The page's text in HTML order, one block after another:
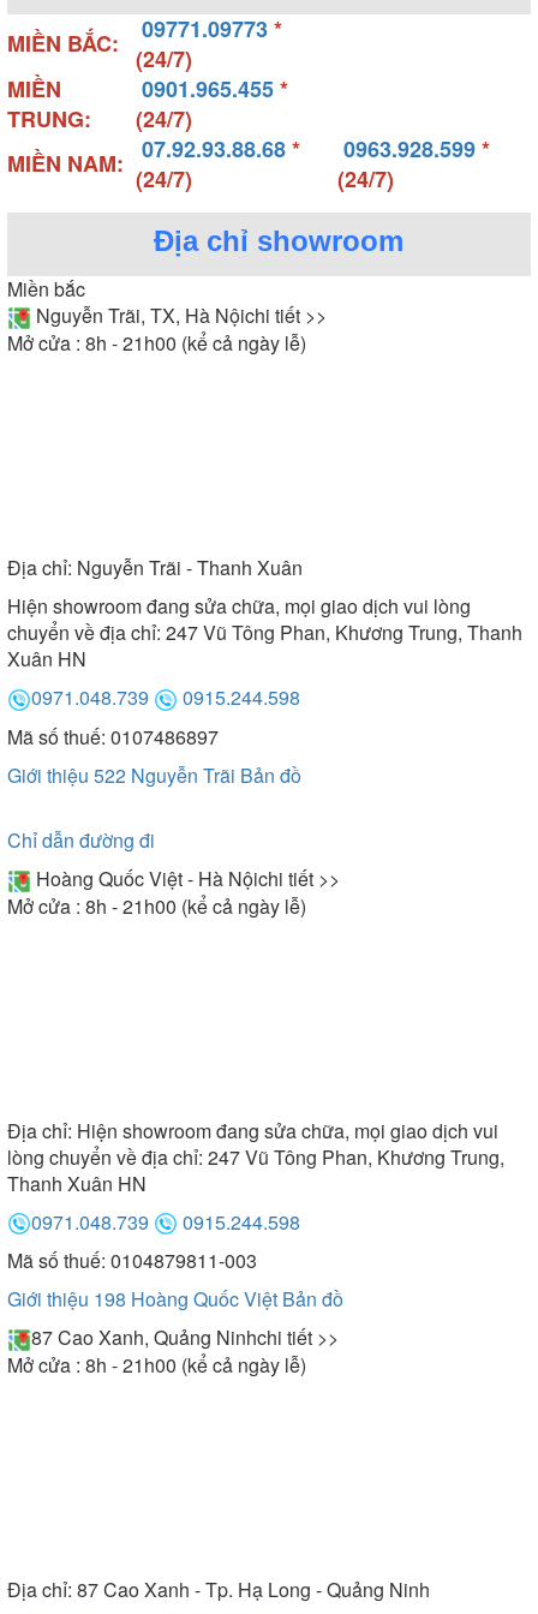
Ảnh: Vòi rửa bát Konox dáng cong
Một sản phẩm vòi rửa bát đáp ứng công năng sử
dụng và có độ bền cao thì điều quan trọng là các
nguyên liệu cấu thành phải đảm bảo chất lượng.
Các mẫu vòi rửa bát Konox với nguyên phụ liệu
được nhập khẩu và sản xuất theo tiêu chuẩn
Châu Âu bao gồm: Dây cấp thương hiệu Neoperl
MIỀN BẮC: 09771.09773*
(24/7)
MIỀN
TRUNG:
0901.965.455*
(24/7)
MIỀN NAM:
07.92.93.88.68*
(24/7)
0963.928.599*
(24/7)
Địa chỉ showroom
Miền bắc
Nguyễn Trãi, TX, Hà Nộichi tiết >>
Mở cửa : 8h - 21h00 (kể cả ngày lễ)
Địa chỉ: Nguyễn Trãi - Thanh Xuân
Hiện showroom đang sửa chữa, mọi giao dịch vui lòng
chuyển về địa chỉ: 247 Vũ Tông Phan, Khương Trung, Thanh
Xuân HN
0971.048.739
0915.244.598
Mã số thuế: 0107486897
Giới thiệu 522 Nguyễn Trãi Bản đồ
Chỉ dẫn đường đi
Hoàng Quốc Việt - Hà Nộichi tiết >>
Mở cửa : 8h - 21h00 (kể cả ngày lễ)
Địa chỉ: Hiện showroom đang sửa chữa, mọi giao dịch vui
lòng chuyển về địa chỉ: 247 Vũ Tông Phan, Khương Trung,
Thanh Xuân HN
0971.048.739
0915.244.598
Mã số thuế: 0104879811-003
Giới thiệu 198 Hoàng Quốc Việt Bản đồ
87 Cao Xanh, Quảng Ninhchi tiết >>
Mở cửa : 8h - 21h00 (kể cả ngày lễ)
Địa chỉ: 87 Cao Xanh - Tp. Hạ Long - Quảng Ninh